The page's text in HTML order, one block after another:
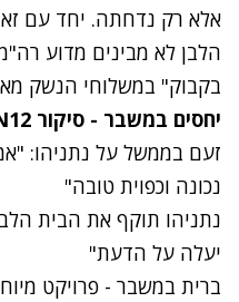
אלא רק נדחתה. יחד עם
הלבן לא מבינים מדוע
בקבוק" במשלוחי הנשק
יחסים במשבר - סיקור N12
זעם בממשל על נתניהו:
נכונה וכפוית טובה"
נתניהו תוקף את הבית
יעלה על הדעת"
ברית במשבר - פרויקט